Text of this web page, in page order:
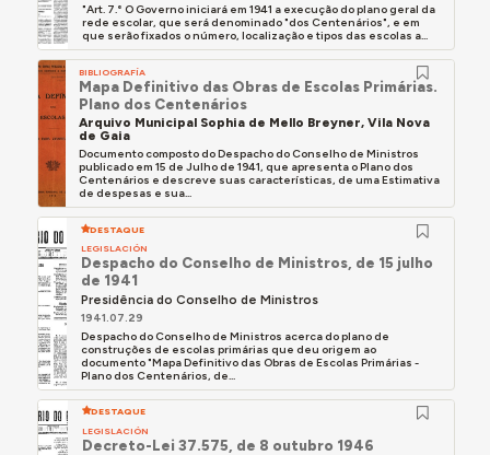
"Art. 7.° O Governo iniciará em 1941 a execução do plano geral da
rede escolar, que será denominado "dos Centenários", e em
que serão fixados o número, localização e tipos das escolas a...
BIBLIOGRAFÍA
Mapa Definitivo das Obras de Escolas Primárias.
Plano dos Centenários
Arquivo Municipal Sophia de Mello Breyner, Vila Nova
de Gaia
Documento composto do Despacho do Conselho de Ministros
publicado em 15 de Julho de 1941, que apresenta o Plano dos
Centenários e descreve suas características, de uma Estimativa
de despesas e sua...
DESTAQUE
LEGISLACIÓN
Despacho do Conselho de Ministros, de 15 julho
de 1941
Presidência do Conselho de Ministros
1941.07.29
Despacho do Conselho de Ministros acerca do plano de
construções de escolas primárias que deu origem ao
documento "Mapa Definitivo das Obras de Escolas Primárias -
Plano dos Centenários, de...
DESTAQUE
LEGISLACIÓN
Decreto-Lei 37.575, de 8 outubro 1946